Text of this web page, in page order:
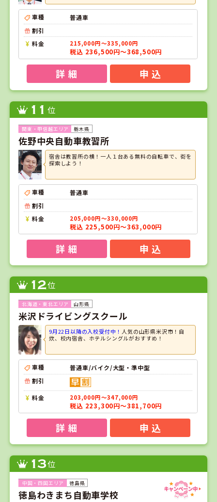
車種
普通車
割引
料金
215,000円～335,000円
税込 236,500円～368,500円
詳 細 申 込
11 位
栃木県
佐野中央自動車教習所
宿舎は教習所の横！一人１台ある無料の自転車で、街を
探索しよう！
車種
普通車
割引
料金
205,000円～330,000円
税込 225,500円～363,000円
詳 細 申 込
12位
山形県
米沢ドライビングスクール
9月22日以降の入校受付中！ 人気の山形県米沢市！自
炊、校内宿舎、ホテルシングルがおすすめ！
車種
普通車/バイク/大型・準中型
割引
料金 203,000円～347,000円
税込 223,300円～381,700円
詳 細 申 込
13位
徳島県
徳島わきまち自動車学校